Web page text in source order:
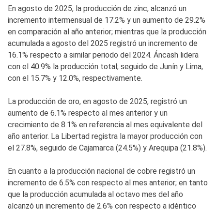
En agosto de 2025, la producción de zinc, alcanzó un
incremento intermensual de 17.2% y un aumento de 29.2%
en comparación al año anterior; mientras que la producción
acumulada a agosto del 2025 registró un incremento de
16.1% respecto a similar periodo del 2024. Áncash lidera
con el 40.9% la producción total; seguido de Junín y Lima,
con el 15.7% y 12.0%, respectivamente.
La producción de oro, en agosto de 2025, registró un
aumento de 6.1% respecto al mes anterior y un
crecimiento de 8.1% en referencia al mes equivalente del
año anterior. La Libertad registra la mayor producción con
el 27.8%, seguido de Cajamarca (24.5%) y Arequipa (21.8%).
En cuanto a la producción nacional de cobre registró un
incremento de 6.5% con respecto al mes anterior; en tanto
que la producción acumulada al octavo mes del año
alcanzó un incremento de 2.6% con respecto a idéntico